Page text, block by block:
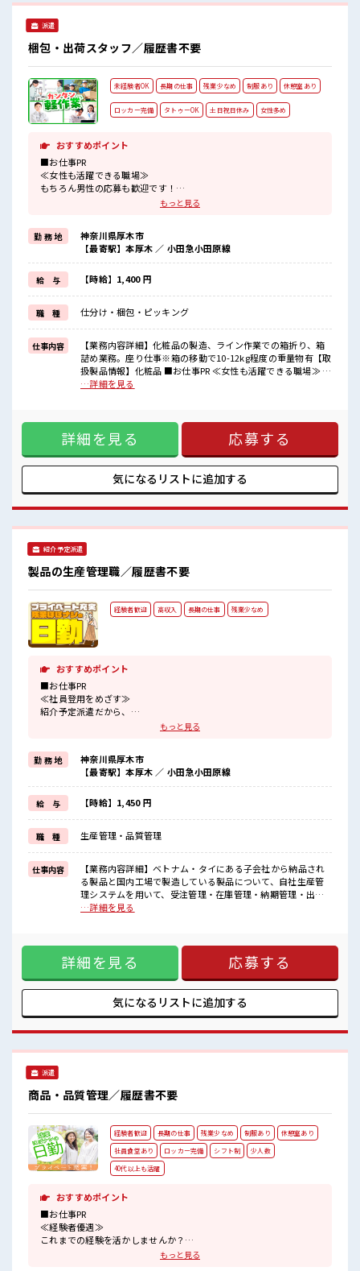
派遣
梱包・出荷スタッフ／履歴書不要
未経験者OK 長期の仕事 残業少なめ 制服あり 休憩室あり
ロッカー完備 タトゥーOK 土日祝日休み 女性多め
おすすめポイント
■お仕事PR
≪女性も活躍できる職場≫
もちろん男性の応募も歓迎です！
残業はほとんどナシ！
≪週休2日制≫
週末は家族や友人と一緒にプライベート満喫！
≪機能的な制服アリ≫
制服があるので、
毎日の服装の悩み解消♪
≪未経験の方も大カンゲイ≫
新しいことにチャレンジするのは不安だけど、
しっかり働く環境が整っています！
イチからスキルUP・ステップUP目指していきましょう！
■職場の雰囲気
女性が多い職場ですが男女は問いません！
オンオフの切替もできちゃう！
ロッカーあり！
安心してお仕事に集中♪
もっと見る
勤 務 地
神奈川県厚木市
【最寄駅】本厚木 ／ 小田急小田原線
給 与 【時給】1,400 円
職 種 仕分け・梱包・ピッキング
仕事内容
【業務内容詳細】化粧品の製造、ライン作業での箱折り、箱
詰め業務。座り仕事※箱の移動で10-12kg程度の重量物有【取
扱製品情報】化粧品 ■お仕事PR ≪女性も活躍できる職場≫ も
ちろん男性の応募も歓迎です！ ≪プライベートが充実する≫
ート満喫！ ≪機能的な制服アリ≫ 制服があるので、 毎日の服
装の悩み解消♪ ≪未経験の方も大カンゲイ≫ 新しいことにチ
ャレンジするのは不安だけど、 しっかり働く環境が整ってい
ます！ イチからスキルUP・ステップUP目指していきましょ
ん！ 応募お待ちしております！ しっかり休める休憩室あり！
事に集中♪
…詳細を見る
詳細を見る 応募する
気になるリストに追加する
紹介予定派遣
製品の生産管理職／履歴書不要
経験者歓迎 高収入 長期の仕事 残業少なめ
おすすめポイント
■お仕事PR
≪社員登用をめざす≫
紹介予定派遣だから、
自分に職場が合うかお試しできるのがポイント☆
これまでの経験を活かしませんか？
ブランクがあっても大丈夫♪
経験はちょっとだけ…という方もOK！
≪自分の時間も大切≫
残業はほとんどナシ！
場合によってはお願いすることもあります♪
■職場の雰囲気
残業は少なめ！
たまに残業するくらいなら…という方、
応募お待ちしております！
高収入もバッチリ目指せますよ！
もっと見る
勤 務 地
神奈川県厚木市
【最寄駅】本厚木 ／ 小田急小田原線
給 与 【時給】1,450 円
職 種 生産管理・品質管理
仕事内容
【業務内容詳細】ベトナム・タイにある子会社から納品され
る製品と国内工場で製造している製品について、自社生産管
理システムを用いて、受注管理・在庫管理・納期管理・出荷
管理【取扱製品情報】工業用・医療用ゴム部品やプラスチッ
を活かせる≫ これまでの経験を活かしませんか？ ブランクが
あっても大丈夫♪ 経験はちょっとだけ…という方もOK！ ≪
自分の時間も大切≫ 残業はほとんどナシ！ 場合によってはお
願いすることもあります♪ ■職場の雰囲気 残業は少なめ！ た
まに残業するくらいなら…という方、 応募お待ちしておりま
す！ 高収入もバッチリ目指せますよ！
…詳細を見る
詳細を見る 応募する
気になるリストに追加する
派遣
商品・品質管理／履歴書不要
経験者歓迎 長期の仕事 残業少なめ 制服あり
休憩室あり
社員食堂あり
ロッカー完備 シフト制
少人数
40代以上も活躍
おすすめポイント
■お仕事PR
≪経験者優遇≫
これまでの経験を活かしませんか？
もっと見る